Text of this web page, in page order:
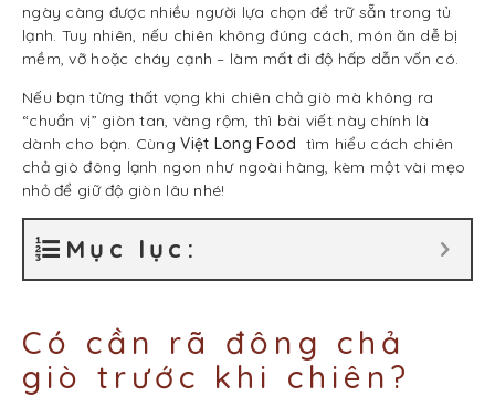
ngày càng được nhiều người lựa chọn để trữ sẵn trong tủ
lạnh. Tuy nhiên, nếu chiên không đúng cách, món ăn dễ bị
mềm, vỡ hoặc cháy cạnh – làm mất đi độ hấp dẫn vốn có.
Nếu bạn từng thất vọng khi chiên chả giò mà không ra
“chuẩn vị” giòn tan, vàng rộm, thì bài viết này chính là
dành cho bạn. CùngViệt Long Food tìm hiểu cách chiên
chả giò đông lạnh ngon như ngoài hàng, kèm một vài mẹo
nhỏ để giữ độ giòn lâu nhé!
Mục lục:
Có cần rã đông chả
giò trước khi chiên?